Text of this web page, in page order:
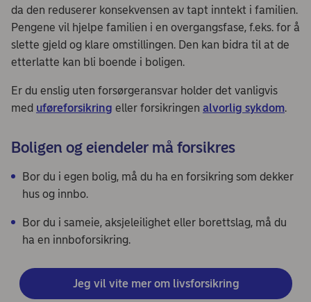
da den reduserer konsekvensen av tapt inntekt i familien.
Pengene vil hjelpe familien i en overgangsfase, f.eks. for å
slette gjeld og klare omstillingen. Den kan bidra til at de
etterlatte kan bli boende i boligen.
Er du enslig uten forsørgeransvar holder det vanligvis
med uføreforsikring eller forsikringen alvorlig sykdom.
Boligen og eiendeler må forsikres
Bor du i egen bolig, må du ha en forsikring som dekker
hus og innbo.
Bor du i sameie, aksjeleilighet eller borettslag, må du
ha en innboforsikring.
Jeg vil vite mer om livsforsikring